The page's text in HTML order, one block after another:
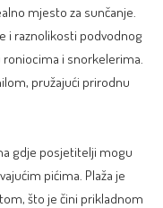
mjesto za sunčanje.
i raznolikosti podvodnog
roniocima i snorkelerima.
pružajući prirodnu
gdje posjetitelji mogu
pićima. Plaža je
što je čini prikladnom